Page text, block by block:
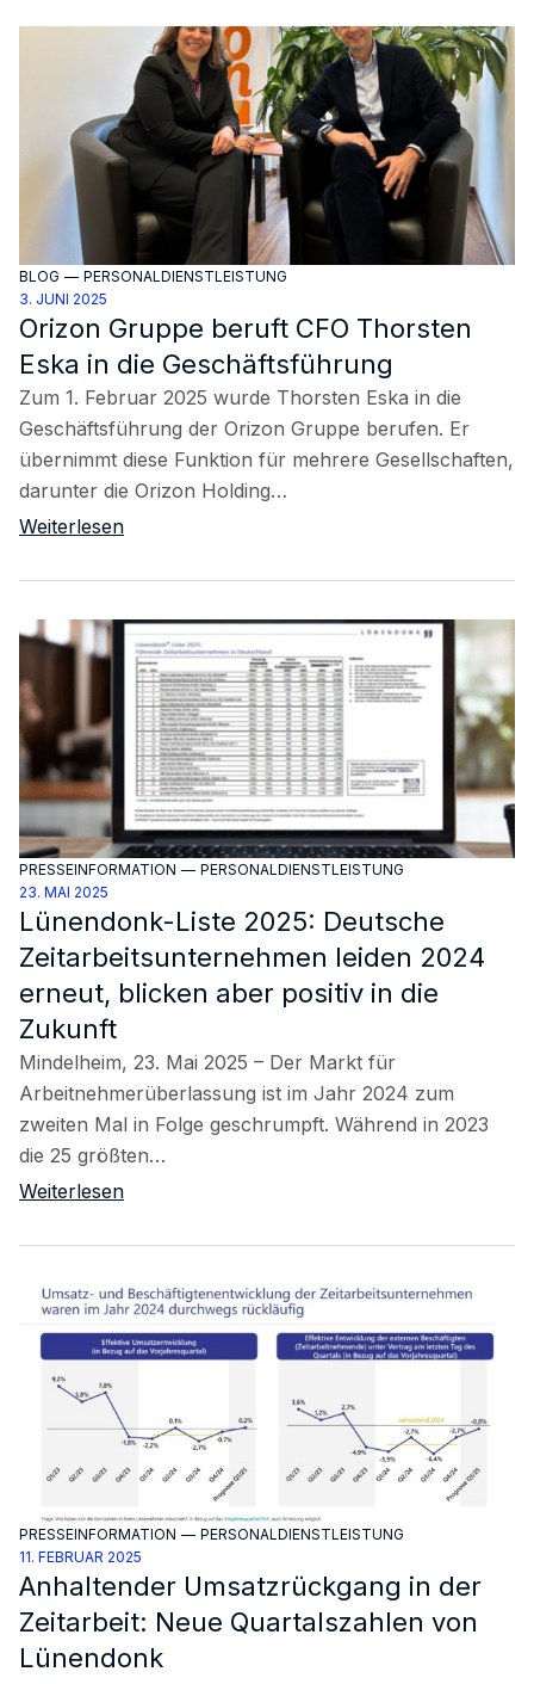
BLOG — PERSONALDIENSTLEISTUNG
3. JUNI 2025
Orizon Gruppe beruft CFO Thorsten
Eska in die Geschäftsführung
Zum 1. Februar 2025 wurde Thorsten Eska in die
Geschäftsführung der Orizon Gruppe berufen. Er
übernimmt diese Funktion für mehrere Gesellschaften,
darunter die Orizon Holding…
Weiterlesen
PRESSEINFORMATION — PERSONALDIENSTLEISTUNG
23. MAI 2025
Lünendonk-Liste 2025: Deutsche
Zeitarbeitsunternehmen leiden 2024
erneut, blicken aber positiv in die
Zukunft
Mindelheim, 23. Mai 2025 – Der Markt für
Arbeitnehmerüberlassung ist im Jahr 2024 zum
zweiten Mal in Folge geschrumpft. Während in 2023
die 25 größten…
Weiterlesen
PRESSEINFORMATION — PERSONALDIENSTLEISTUNG
11. FEBRUAR 2025
Anhaltender Umsatzrückgang in der
Zeitarbeit: Neue Quartalszahlen von
Lünendonk